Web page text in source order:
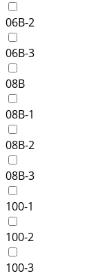
06B-2
06B-3
08B
08B-1
08B-2
08B-3
100-1
100-2
100-3